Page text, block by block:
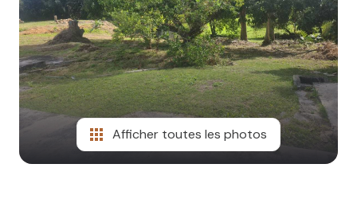
contact
Afficher toutes les photos